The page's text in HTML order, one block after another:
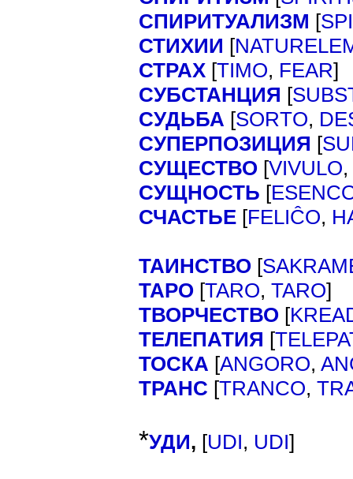
СПИРИТУАЛИЗМ [
СТИХИИ [
СТРАХ [TIMO, FEAR]
СУБСТАНЦИЯ [
СУДЬБА [SORTO,
СУПЕРПОЗИЦИЯ [
СУЩЕСТВО [VIVULO,
СУЩНОСТЬ [
СЧАСТЬЕ [FELIĈO,
ТАИНСТВО [
ТАРО [TARO, TARO]
ТВОРЧЕСТВО [
ТЕЛЕПАТИЯ [
ТОСКА [ANGORO,
ТРАНС [TRANCO,
*УДИ, [UDI, UDI]